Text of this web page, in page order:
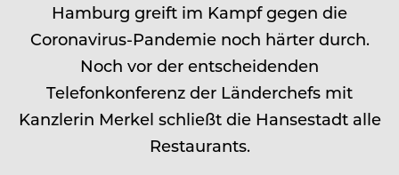
Hamburg greift im Kampf gegen die
Coronavirus-Pandemie noch härter durch.
Noch vor der entscheidenden
Telefonkonferenz der Länderchefs mit
Kanzlerin Merkel schließt die Hansestadt alle
Restaurants.